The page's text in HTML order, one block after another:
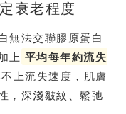
衰⽼程度
無法交聯膠原蛋⽩
上 平均每年約流失
上流失速度，肌膚
，深淺皺紋、鬆弛